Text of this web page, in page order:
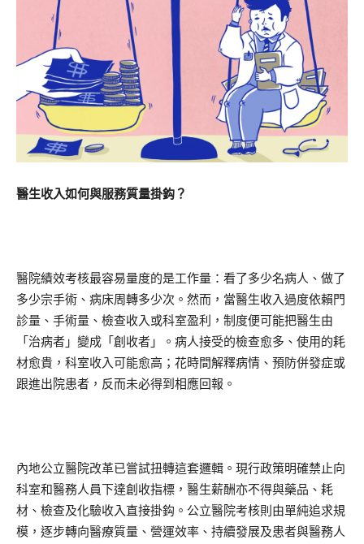
醫生收入如何與服務質量掛鈎？
醫院績效考核最容易量度的是工作量：看了多少名病人、做了
多少宗手術、病床周轉多少次。然而，當醫生收入過度依賴門
診量、手術量、檢查收入或科室盈利，制度便可能把醫生由
「治病者」變成「創收者」。病人接受的檢查愈多、使用的耗
材愈貴，科室收入可能愈高；花時間解釋病情、預防併發症或
跟進出院患者，反而未必得到相應回報。
內地公立醫院改革已嘗試扭轉這套邏輯。現行政策明確禁止向
科室和醫務人員下達創收指標，醫生薪酬亦不得與藥品、耗
材、檢查及化驗收入直接掛鈎。公立醫院考核則由單純追求規
模，逐步轉向醫療質量、營運效率、持續發展及患者與醫務人